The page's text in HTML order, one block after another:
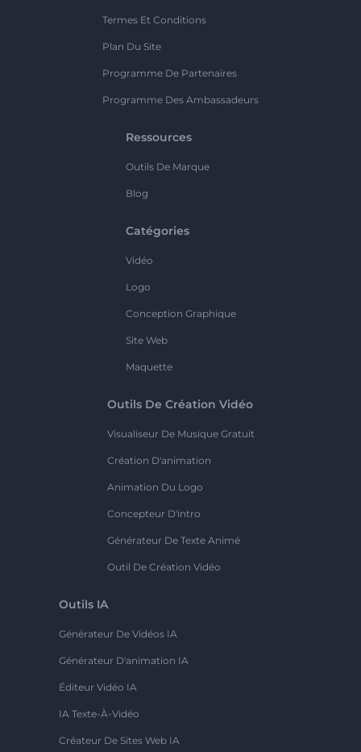
Termes Et Conditions
Plan Du Site
Programme De Partenaires
Programme Des Ambassadeurs
Ressources
Outils De Marque
Blog
Catégories
Vidéo
Logo
Conception Graphique
Site Web
Maquette
Outils De Création Vidéo
Visualiseur De Musique Gratuit
Création D'animation
Animation Du Logo
Concepteur D'intro
Générateur De Texte Animé
Outil De Création Vidéo
Outils IA
Générateur De Vidéos IA
Générateur D'animation IA
Éditeur Vidéo IA
IA Texte-À-Vidéo
Créateur De Sites Web IA